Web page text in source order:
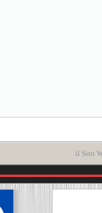
il Sito